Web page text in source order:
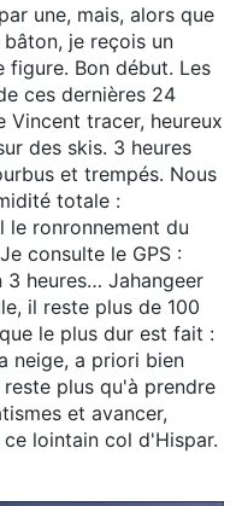
une, mais, alors que
je reçois un
figure. Bon début. Les
ces dernières 24
Vincent tracer, heureux
des skis. 3 heures
et trempés. Nous
totale :
le ronronnement du
consulte le GPS :
3 heures… Jahangeer
il reste plus de 100
le plus dur est fait :
neige, a priori bien
plus qu'à prendre
et avancer,
lointain col d'Hispar.